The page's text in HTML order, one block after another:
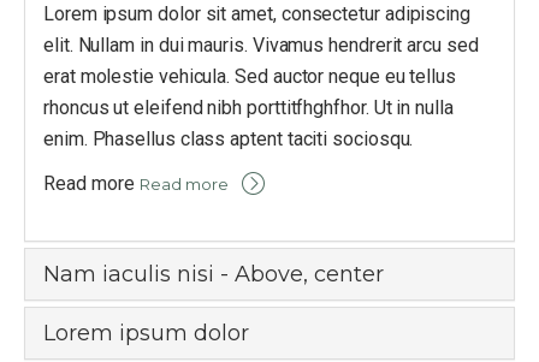
Lorem ipsum dolor sit amet, consectetur adipiscing
elit. Nullam in dui mauris. Vivamus hendrerit arcu sed
erat molestie vehicula. Sed auctor neque eu tellus
rhoncus ut eleifend nibh porttitfhghfhor. Ut in nulla
enim. Phasellus class aptent taciti sociosqu.
Read more Read more
Nam iaculis nisi - Above, center
Lorem ipsum dolor